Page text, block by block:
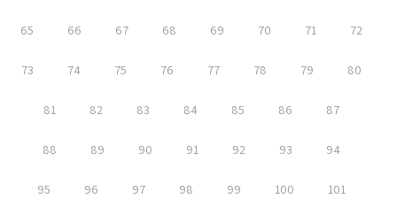
65 66 67 68 69 70 71 72
73 74 75 76 77 78 79 80
81 82 83 84 85 86 87
88 89 90 91 92 93 94
95 96 97 98 99 100 101